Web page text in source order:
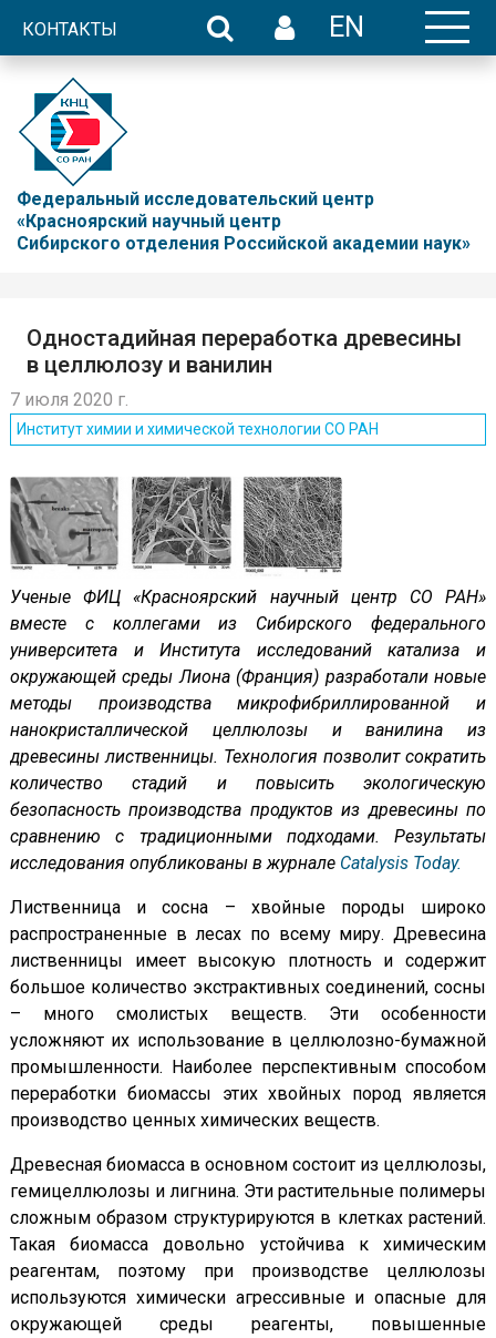
КОНТАКТЫ EN
Федеральный исследовательский центр
«Красноярский научный центр
Сибирского отделения Российской академии наук»
Одностадийная переработка древесины
в целлюлозу и ванилин
7 июля 2020 г.
Институт химии и химической технологии СО РАН
Ученые ФИЦ «Красноярский научный центр СО РАН»
вместе с коллегами из Сибирского федерального
университета и Института исследований катализа и
окружающей среды Лиона (Франция) разработали новые
методы производства микрофибриллированной и
нанокристаллической целлюлозы и ванилина из
древесины лиственницы. Технология позволит сократить
количество стадий и повысить экологическую
безопасность производства продуктов из древесины по
сравнению с традиционными подходами. Результаты
исследования опубликованы в журнале Catalysis Today.
Лиственница и сосна – хвойные породы широко
распространенные в лесах по всему миру. Древесина
лиственницы имеет высокую плотность и содержит
большое количество экстрактивных соединений, сосны
– много смолистых веществ. Эти особенности
усложняют их использование в целлюлозно-бумажной
промышленности. Наиболее перспективным способом
переработки биомассы этих хвойных пород является
производство ценных химических веществ.
Древесная биомасса в основном состоит из целлюлозы,
гемицеллюлозы и лигнина. Эти растительные полимеры
сложным образом структурируются в клетках растений.
Такая биомасса довольно устойчива к химическим
реагентам, поэтому при производстве целлюлозы
используются химически агрессивные и опасные для
окружающей среды реагенты, повышенные